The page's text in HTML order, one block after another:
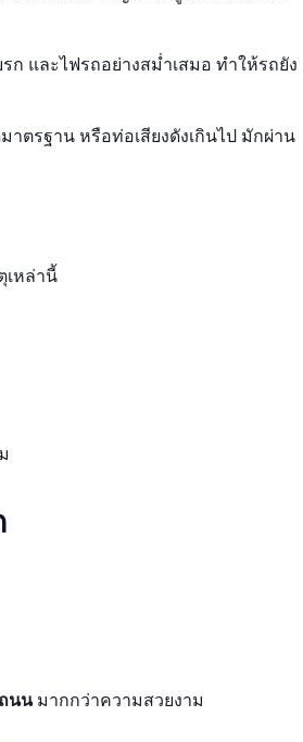
ก และไฟรถอย่างสม่ำเสมอ ทำให้รถยัง
ตรฐาน หรือท่อเสียงดังเกินไป มักผ่าน
เหล่านี้
นนมากกว่าความสวยงาม